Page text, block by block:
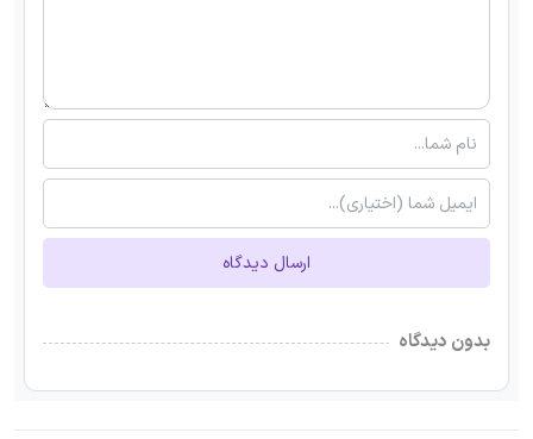
ارسال دیدگاه
بدون دیدگاه